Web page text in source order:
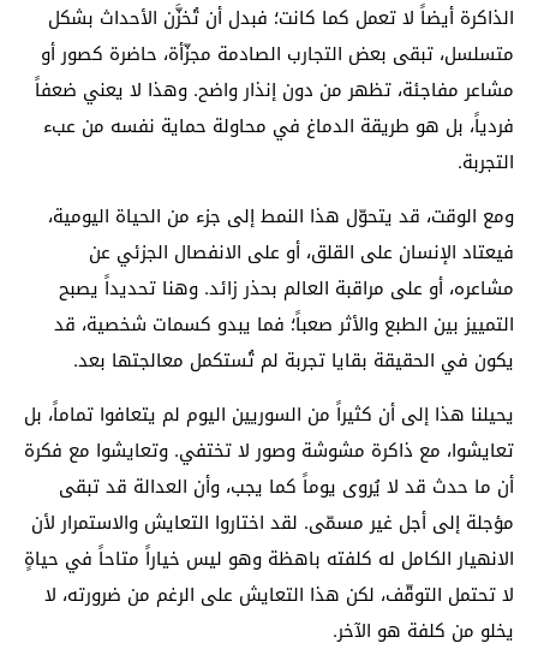
الذاكرة أيضاً لا تعمل كما كانت؛ فبدل أن تُخزَّن الأحداث بشكل
متسلسل، تبقى بعض التجارب الصادمة مجزّأة، حاضرة كصور أو
مشاعر مفاجئة، تظهر من دون إنذار واضح. وهذا لا يعني ضعفاً
فردياً، بل هو طريقة الدماغ في محاولة حماية نفسه من عبء
التجربة.
ومع الوقت، قد يتحوّل هذا النمط إلى جزء من الحياة اليومية،
فيعتاد الإنسان على القلق، أو على الانفصال الجزئي عن
مشاعره، أو على مراقبة العالم بحذر زائد. وهنا تحديداً يصبح
التمييز بين الطبع والأثر صعباً؛ فما يبدو كسمات شخصية، قد
يكون في الحقيقة بقايا تجربة لم تُستكمل معالجتها بعد.
يحيلنا هذا إلى أن كثيراً من السوريين اليوم لم يتعافوا تماماً، بل
تعايشوا، مع ذاكرة مشوشة وصور لا تختفي. وتعايشوا مع فكرة
أن ما حدث قد لا يُروى يوماً كما يجب، وأن العدالة قد تبقى
مؤجلة إلى أجل غير مسمّى. لقد اختاروا التعايش والاستمرار لأن
الانهيار الكامل له كلفته باهظة وهو ليس خياراً متاحاً في حياةٍ
لا تحتمل التوقّف، لكن هذا التعايش على الرغم من ضرورته، لا
يخلو من كلفة هو الآخر.